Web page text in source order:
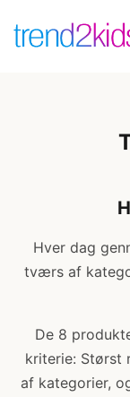
Hver dag
tværs af
De 8
kriterie: Størst
af kategorier,